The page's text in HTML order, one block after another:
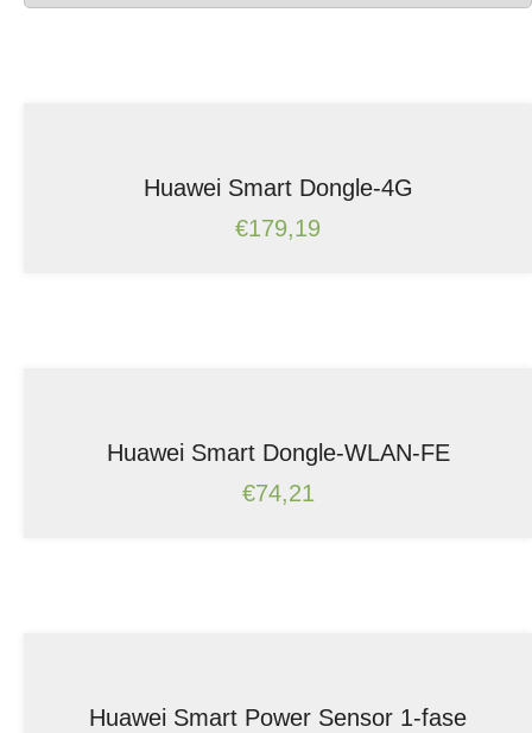
Huawei Smart Dongle-4G
€179,19
Huawei Smart Dongle-WLAN-FE
€74,21
Huawei Smart Power Sensor 1-fase